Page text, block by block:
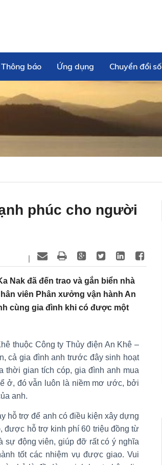
Thông báo Ứng dụng Chuyển đổi số
phúc cho người
|
Nak đã đến trao và gắn biển nhà
viên Phân xưởng vận hành An
cùng gia đình khi có được một
thuộc Công ty Thủy điện An Khê –
cả gia đình anh trước đây sinh hoạt
thời gian tích cóp, gia đình anh mua
ở, đó vẫn luôn là niềm mơ ước, bởi
anh.
hỗ trợ để anh có điều kiện xây dựng
được hỗ trợ kinh phí 60 triệu đồng từ
động viên, giúp đỡ rất có ý nghĩa
tốt các nhiệm vụ được giao. Vui